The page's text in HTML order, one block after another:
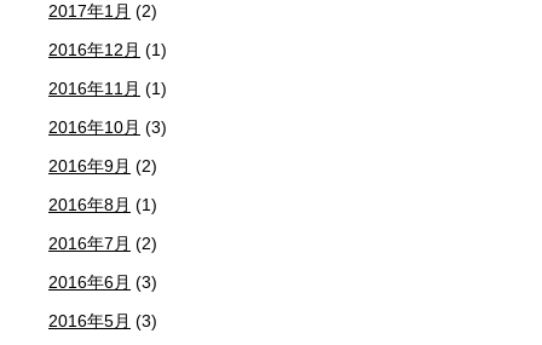
2017年1月 (2)
2016年12月 (1)
2016年11月 (1)
2016年10月 (3)
2016年9月 (2)
2016年8月 (1)
2016年7月 (2)
2016年6月 (3)
2016年5月 (3)